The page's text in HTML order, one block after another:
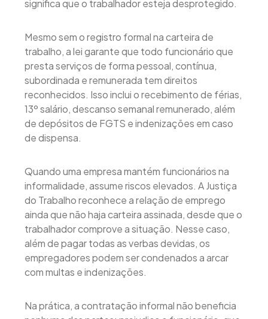
significa que o trabalhador esteja desprotegido.
Mesmo sem o registro formal na carteira de
trabalho, a lei garante que todo funcionário que
presta serviços de forma pessoal, contínua,
subordinada e remunerada tem direitos
reconhecidos. Isso inclui o recebimento de férias,
13º salário, descanso semanal remunerado, além
de depósitos de FGTS e indenizações em caso
de dispensa.
Quando uma empresa mantém funcionários na
informalidade, assume riscos elevados. A Justiça
do Trabalho reconhece a relação de emprego
ainda que não haja carteira assinada, desde que o
trabalhador comprove a situação. Nesse caso,
além de pagar todas as verbas devidas, os
empregadores podem ser condenados a arcar
com multas e indenizações.
Na prática, a contratação informal não beneficia